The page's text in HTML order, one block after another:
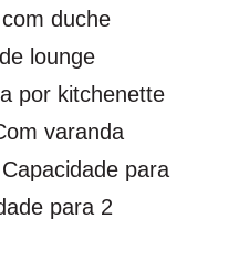
duche
lounge
por kitchenette
varanda
para
para 2